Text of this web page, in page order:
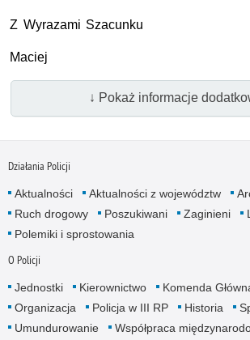
Z Wyrazami Szacunku
Maciej
↓ Pokaż informacje
Działania Policji
Aktualności Aktualności z województw
Ruch drogowy
Poszukiwani Zaginieni
Polemiki i sprostowania
O Policji
Jednostki Kierownictwo
Komenda
Organizacja
Policja w III RP Historia
Umundurowanie
Współpraca